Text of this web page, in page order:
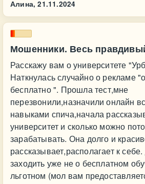
Алина, 21.11.2024
Мошенники. Весь
Расскажу вам о университете
Наткнулась случайно о рекламе
бесплатно ". Прошла тест,мне
перезвонили,назначили онлайн
навыками спича,начала
университет и сколько можно
зарабатывать. Она долго и
рассказывает,располагает к
заходить уже не о бесплатном
льготном (мол вам